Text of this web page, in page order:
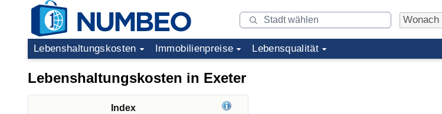
Lebenshaltungskosten Immobilienpreise Lebensqualität
Lebenshaltungskosten in Exeter
Index